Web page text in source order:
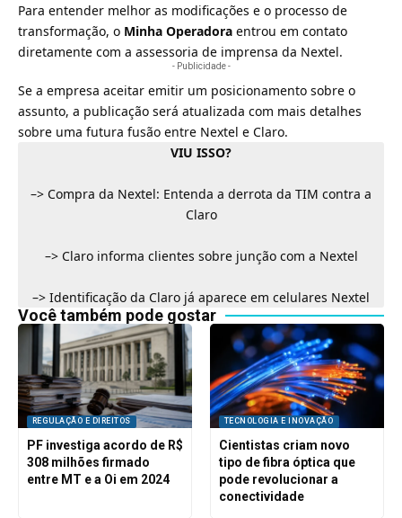
Para entender melhor as modificações e o processo de
transformação, o Minha Operadora entrou em contato
diretamente com a assessoria de imprensa da Nextel.
- Publicidade -
Se a empresa aceitar emitir um posicionamento sobre o
assunto, a publicação será atualizada com mais detalhes
sobre uma futura fusão entre Nextel e Claro.
VIU ISSO?
–> Compra da Nextel: Entenda a derrota da TIM contra a
Claro
–> Claro informa clientes sobre junção com a Nextel
–> Identificação da Claro já aparece em celulares Nextel
Você também pode gostar
REGULAÇÃO E DIREITOS
PF investiga acordo de R$
308 milhões firmado
entre MT e a Oi em 2024
TECNOLOGIA E INOVAÇÃO
Cientistas criam novo
tipo de fibra óptica que
pode revolucionar a
conectividade